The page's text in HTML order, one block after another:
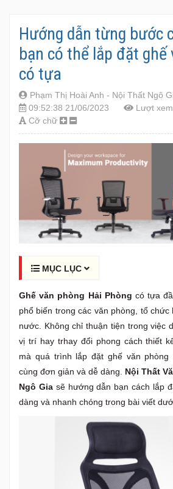
Hướng dẫn từng bước
bạn có thể lắp đặt ghế
có tựa
Phạm Thị Hoài Anh - Nội Thất Ngô
09:52:38 21/06/2023
Lượt
Cỡ chữ
MỤC LỤC
Ghế văn phòng Hải Phòng có tựa
phổ biến trong các văn phòng, tổ
nước. Không chỉ thuận tiện trong việc
vị trí hay trhay đổi phong cách thiết
mà quá trình lắp đặt ghế văn
cùng đơn giản và dễ dàng. Nội Thất
Ngô Giasẽ hướng dẫn bạn cách lắp
dàng và nhanh chóng trong bài viết